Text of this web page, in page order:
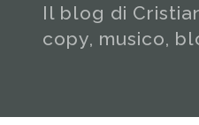
Il blog di
copy, musico,